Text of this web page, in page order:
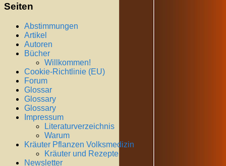
Seiten
Abstimmungen
Artikel
Autoren
Bücher
Willkommen!
Cookie-Richtlinie (EU)
Forum
Glossar
Glossary
Glossary
Impressum
Literaturverzeichnis
Warum
Kräuter Pflanzen Volksmedizin
Kräuter und Rezepte
Newsletter